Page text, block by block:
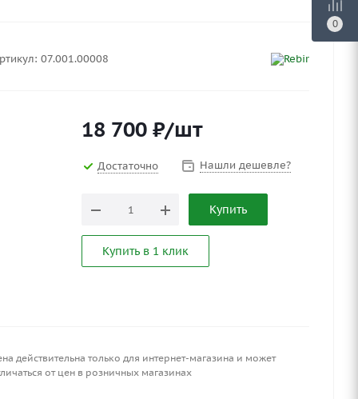
07.001.00008
18 700 ₽/шт
Достаточно Нашли дешевле?
Купить
Купить в 1 клик
действительна только для интернет-магазина и может
от цен в розничных магазинах
0